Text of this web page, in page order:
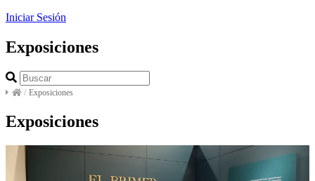
Iniciar Sesión
Exposiciones
/ Exposiciones
Exposiciones